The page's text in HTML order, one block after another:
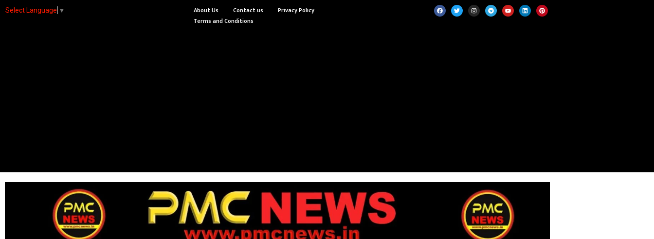
Select Language ▼ About Us Contact us
Privacy Policy
Terms and Conditions